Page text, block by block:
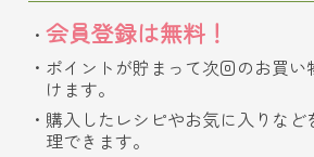
会員登録は無料！
ポイントが貯まって次回のお買い
けます。
購入したレシピやお気に入りなど
理できます。